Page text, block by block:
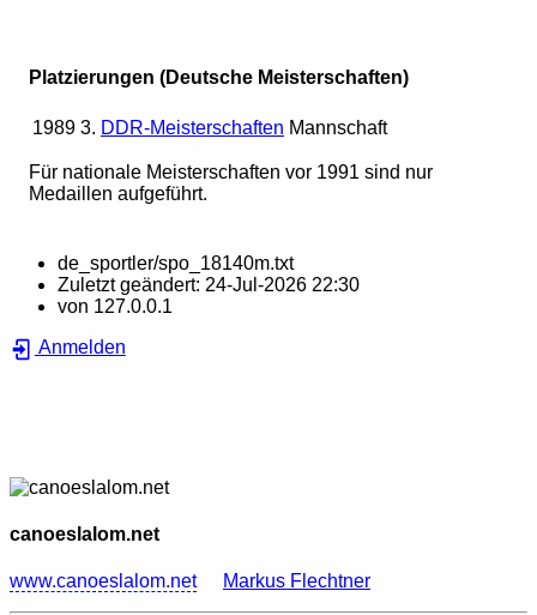
Platzierungen (Deutsche Meisterschaften)
1989 3. DDR-Meisterschaften Mannschaft
Für nationale Meisterschaften vor 1991 sind nur
Medaillen aufgeführt.
de_sportler/spo_18140m.txt
Zuletzt geändert: 24-Jul-2026 22:30
von 127.0.0.1
Anmelden
canoeslalom.net
www.canoeslalom.net Markus Flechtner